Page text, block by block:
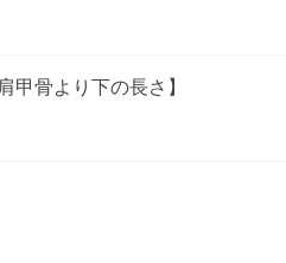
塗り【肩甲骨より下の長さ】